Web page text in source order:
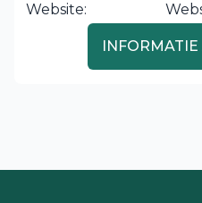
Website: